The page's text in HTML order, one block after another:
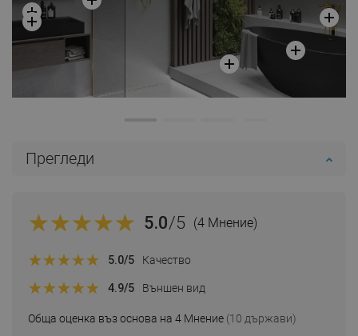
Прегледи
5.0/5 (4 Мнение)
Обща оценка въз основа на 4 Мнение (10 държави)
5.0/5 Качество
4.9/5 Външен вид